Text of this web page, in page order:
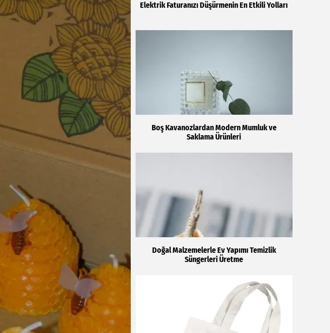
Elektrik Faturanızı Düşürmenin En Etkili Yolları
Boş Kavanozlardan Modern Mumluk ve
Saklama Ürünleri
Doğal Malzemelerle Ev Yapımı Temizlik
Süngerleri Üretme